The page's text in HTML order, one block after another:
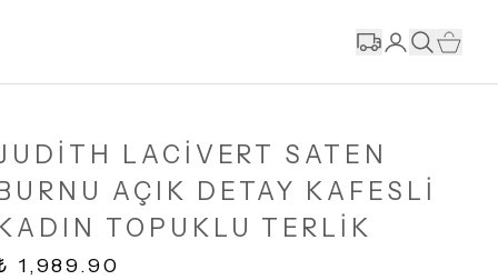
LACİVERT SATEN
AÇIK DETAY KAFESLİ
TOPUKLU TERLİK
1,989.90